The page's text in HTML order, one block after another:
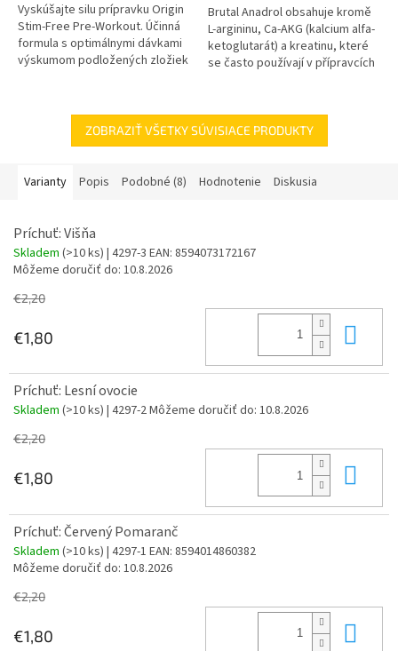
Vyskúšajte silu prípravku Origin
Stim-Free Pre-Workout. Účinná
formula s optimálnymi dávkami
výskumom podložených zložiek
Brutal Anadrol obsahuje kromě
L-argininu, Ca-AKG (kalcium alfa-
ketoglutarát) a kreatinu, které
se často používají v přípravcích
ZOBRAZIŤ VŠETKY SÚVISIACE PRODUKTY
Varianty Popis Podobné (8) Hodnotenie Diskusia
Príchuť: Višňa
Skladem (>10 ks) | 4297-3 EAN: 8594073172167
Môžeme doručiť do: 10.8.2026
€2,20
€1,80
Príchuť: Lesní ovocie
Skladem (>10 ks) | 4297-2Môžeme doručiť do: 10.8.2026
€2,20
€1,80
Príchuť: Červený Pomaranč
Skladem (>10 ks) | 4297-1 EAN: 8594014860382
Môžeme doručiť do: 10.8.2026
€2,20
€1,80